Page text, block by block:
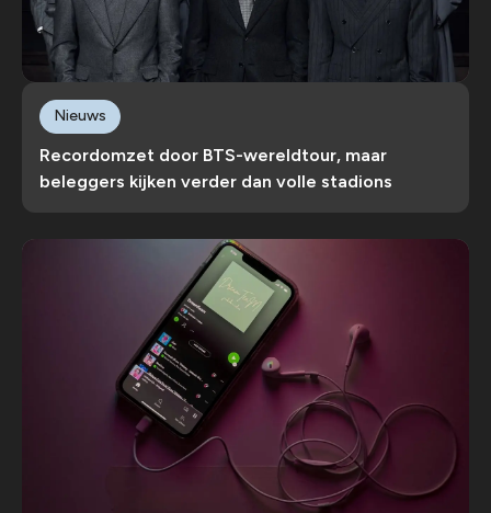
Recordomzet door BTS-wereldtour, maar
beleggers kijken verder dan volle stadions
Nieuws